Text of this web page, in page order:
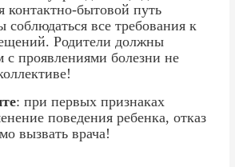
контактно-бытовой путь
соблюдаться все требования к
Родители должны
проявлениями болезни не
: при первых признаках
поведения ребенка, отказ
вызвать врача!